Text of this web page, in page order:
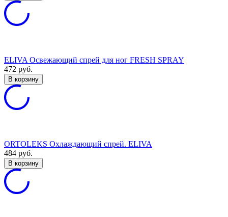
ELIVA Освежающий спрей для ног FRESH SPRAY
472 руб.
В корзину
ORTOLEKS Охлаждающий спрей. ELIVA
484 руб.
В корзину